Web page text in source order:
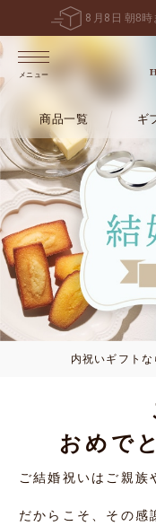
税込6,480円
メニュー
商品一覧 ギ
内祝いギフト
おめで
ご結婚祝いはご親族
だからこそ、その感